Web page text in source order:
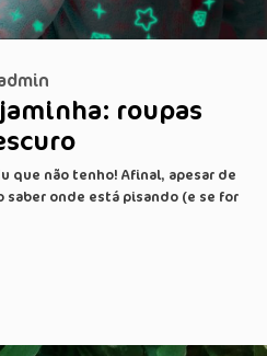
roupas
que não tenho! Afinal, apesar de
saber onde está pisando (e se for